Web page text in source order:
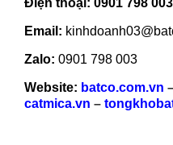
Email:
Zalo: 0901 798 003
Website: batco.com.vn
catmica.vn –